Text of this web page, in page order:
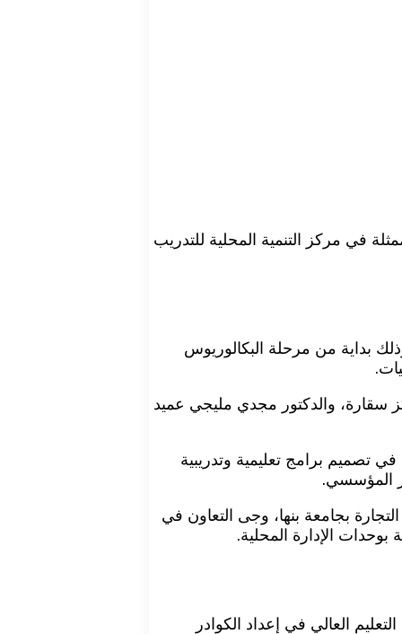
في مركز التنمية المحلية للتدريب
بداية من مرحلة البكالوريوس
سقارة، والدكتور مجدي مليجي عميد
تصميم برامج تعليمية وتدريبية
المؤسسي.
بجامعة بنها، وجى التعاون في
بوحدات الإدارة المحلية.
العالي في إعداد الكوادر